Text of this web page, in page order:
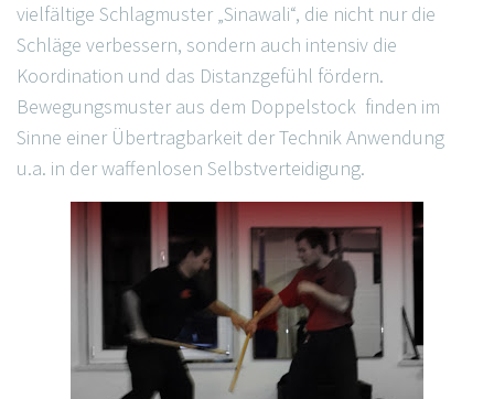
vielfältige Schlagmuster „Sinawali“, die nicht nur die
Schläge verbessern, sondern auch intensiv die
Koordination und das Distanzgefühl fördern.
Bewegungsmuster aus dem Doppelstock finden im
Sinne einer Übertragbarkeit der Technik Anwendung
u.a. in der waffenlosen Selbstverteidigung.